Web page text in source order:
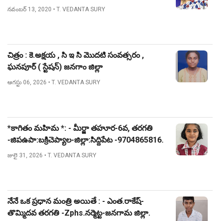
నవంబర్ 13, 2020 • T. VEDANTA SURY
చిత్రం : కె.అక్షయ , సి ఇ సి మొదటి సంవత్సరం ,
ఘనపూర్ ( స్టేషన్) జనగాం జిల్లా
ఆగస్టు 06, 2026 • T. VEDANTA SURY
*కాగితం మహిమ *: - మీర్జా తహూర-6వ, తరగతి
-జిపఉపా:బక్రిచెప్యాల-జిల్లా:సిద్దిపేట -9704865816.
జులై 31, 2026 • T. VEDANTA SURY
నేనే ఒక ప్రధాన మంత్రి అయితే : - ఎంత.రాకేష్-
తొమ్మిదవ తరగతి -Zphs.నర్మెట్ట-జనగామ జిల్లా.